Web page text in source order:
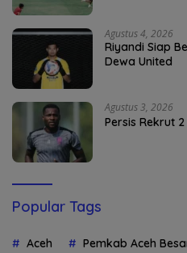
Agustus 4, 2026
Riyandi Siap
Dewa United
Agustus 3, 2026
Persis Rekrut
Popular Tags
Aceh Pemkab Aceh